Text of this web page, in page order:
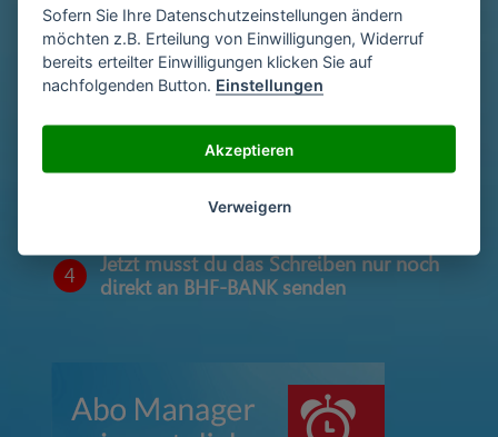
2
Gib deinen Namen und deine Adresse
ein
Unterschriebe das Schreiben mit deinem
Namen oder lade eine Unterschrift hoch
4
Jetzt musst du das Schreiben nur noch
direkt an BHF-BANK senden
Sofern Sie Ihre Datenschutzeinstellungen ändern
möchten z.B. Erteilung von Einwilligungen, Widerruf
bereits erteilter Einwilligungen klicken Sie auf
nachfolgenden Button. Einstellungen
Akzeptieren
Verweigern